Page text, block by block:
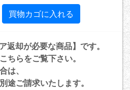
却が必要な商品】です。
こちらをご覧下さい。
は、
途ご請求いたします。